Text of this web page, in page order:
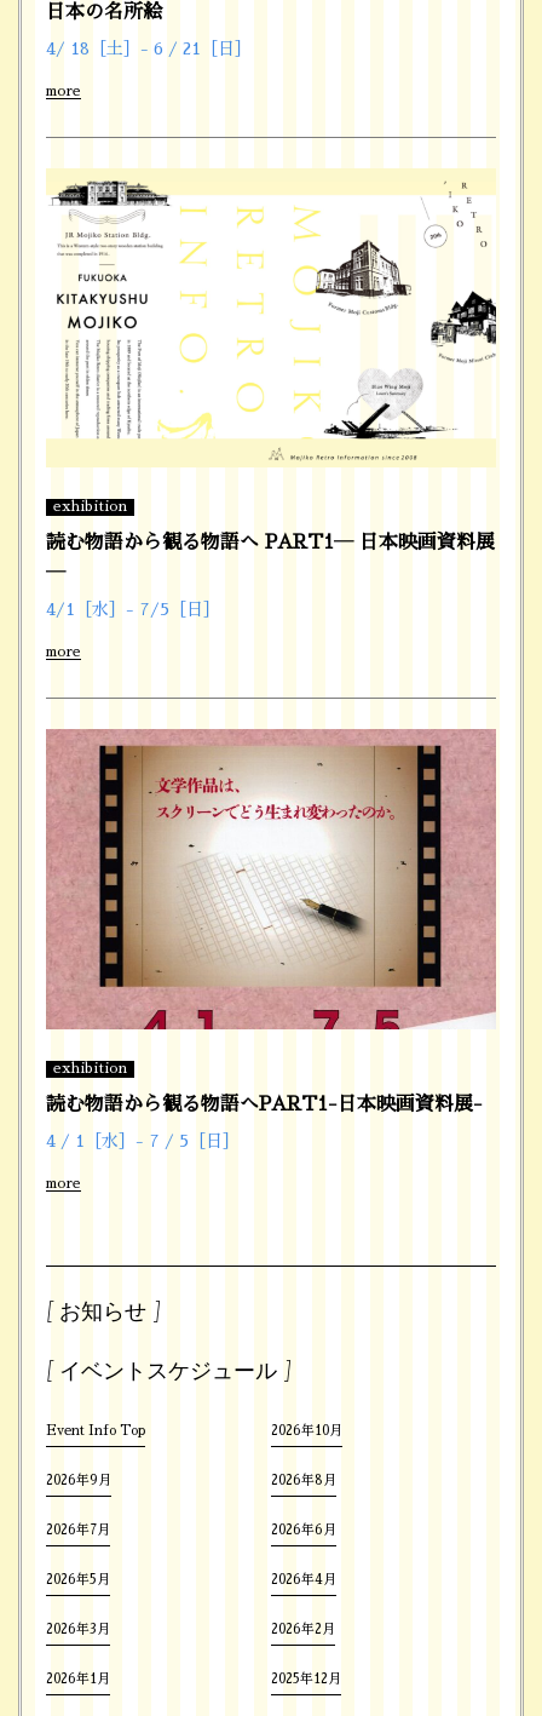
日本の名所絵
4/ 18［土］- 6 / 21［日］
more
exhibition
読む物語から観る物語へ PART1― 日本映画資料展
―
4/1［水］- 7/5［日］
more
exhibition
読む物語から観る物語へPART1-日本映画資料展-
4 / 1［水］- 7 / 5［日］
more
[ お知らせ ]
[ イベントスケジュール ]
Event Info Top 2026年10月
2026年9月 2026年8月
2026年7月 2026年6月
2026年5月 2026年4月
2026年3月 2026年2月
2026年1月 2025年12月